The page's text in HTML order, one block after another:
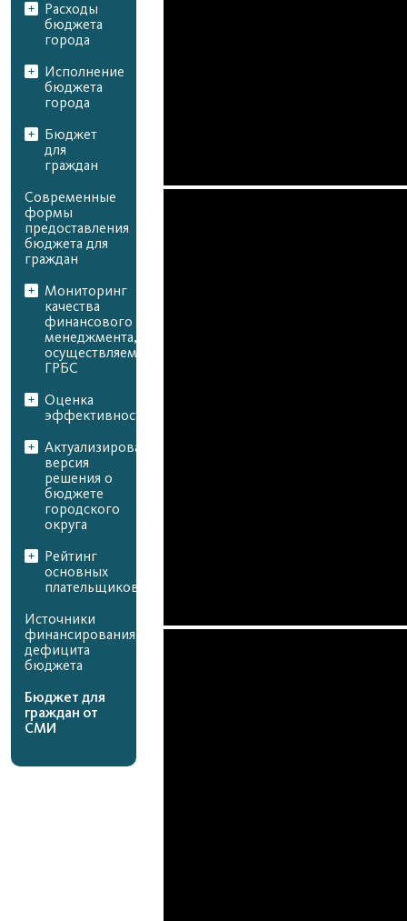
Расходы
бюджета
города
Исполнение
бюджета
города
Бюджет
для
граждан
Современные
формы
предоставления
бюджета для
граждан
Мониторинг
качества
финансового
менеджмента,
осуществляемого
ГРБС
Оценка
эффективности
Актуализированная
версия
решения о
бюджете
городского
округа
Рейтинг
основных
плательщиков
Источники
финансирования
дефицита
бюджета
Бюджет для
граждан от
СМИ